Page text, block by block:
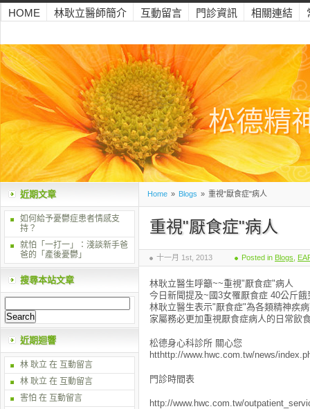
松德精
HOME 林耿立醫師簡介 互動留言 門診資訊 相關連結
Home » Blogs » 重視"厭食症"病人
重視"厭食症"病人
十一月 1st, 2013 Posted in Blogs
林耿立醫生呼籲~~重視"厭食症"病人
今日新聞提及~國3女罹厭食症 40公斤餓
林耿立醫生表示"厭食症"為各類精神疾
家屬務必更加重視厭食症病人的日常飲
松德身心科診所 關心您
htthttp://www.hwc.com.tw/news/
門診時間表
http://www.hwc.com.tw/
近期文章
如何給予憂鬱症患者情感支
持？
就怕「一打一」：淺談新手爸
爸的「產後憂鬱」
搜尋本站文章
近期迴響
林 耿立 在 互動留言
林 耿立 在 互動留言
害怕 在 互動留言